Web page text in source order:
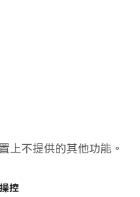
way to play.
上不提供的其他功能。
控